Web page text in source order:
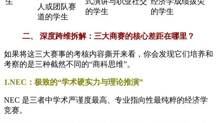
人或团队赛
道的学生
的学生
的学生
二、 深度跨维拆解：三大商赛的核心差距在哪里？
如果将这三大赛事的考核内容撕开来看，你会发现它们培养和
考察的是三种截然不同的“商科思维”。
1.NEC：极致的“学术硬实力与理论推演”
NEC 是三者中学术严谨度最高、专业指向性最纯粹的经济学
竞赛。